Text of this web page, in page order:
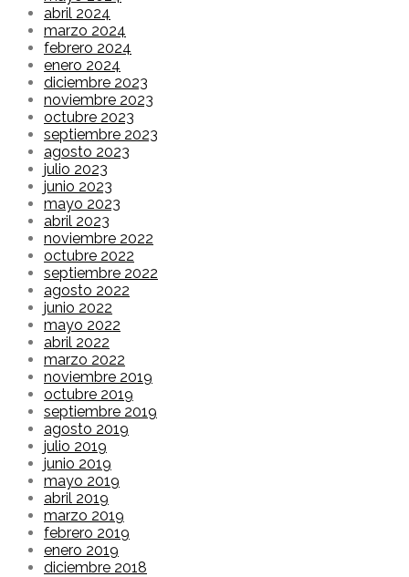
abril 2024
marzo 2024
febrero 2024
enero 2024
diciembre 2023
noviembre 2023
octubre 2023
septiembre 2023
agosto 2023
julio 2023
junio 2023
mayo 2023
abril 2023
noviembre 2022
octubre 2022
septiembre 2022
agosto 2022
junio 2022
mayo 2022
abril 2022
marzo 2022
noviembre 2019
octubre 2019
septiembre 2019
agosto 2019
julio 2019
junio 2019
mayo 2019
abril 2019
marzo 2019
febrero 2019
enero 2019
diciembre 2018